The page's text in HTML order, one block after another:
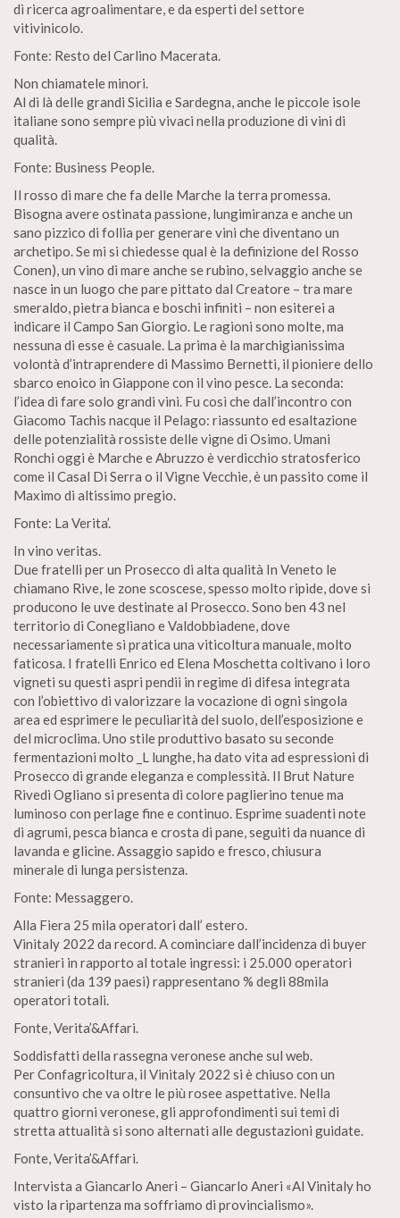
di ricerca agroalimentare, e da esperti del settore
vitivinicolo.
Fonte: Resto del Carlino Macerata.
Non chiamatele minori.
Al di là delle grandi Sicilia e Sardegna, anche le piccole isole
italiane sono sempre più vivaci nella produzione di vini di
qualità.
Fonte: Business People.
Il rosso di mare che fa delle Marche la terra promessa.
Bisogna avere ostinata passione, lungimiranza e anche un
sano pizzico di follia per generare vini che diventano un
archetipo. Se mi si chiedesse qual è la definizione del Rosso
Conen), un vino di mare anche se rubino, selvaggio anche se
nasce in un luogo che pare pittato dal Creatore – tra mare
smeraldo, pietra bianca e boschi infiniti – non esiterei a
indicare il Campo San Giorgio. Le ragioni sono molte, ma
nessuna di esse è casuale. La prima è la marchigianissima
volontà d’intraprendere di Massimo Bernetti, il pioniere dello
sbarco enoico in Giappone con il vino pesce. La seconda:
l’idea di fare solo grandi vini. Fu così che dall’incontro con
Giacomo Tachis nacque il Pelago: riassunto ed esaltazione
delle potenzialità rossiste delle vigne di Osimo. Umani
Ronchi oggi è Marche e Abruzzo è verdicchio stratosferico
come il Casal Di Serra o il Vigne Vecchie, è un passito come il
Maximo di altissimo pregio.
Fonte: La Verita’.
In vino veritas.
Due fratelli per un Prosecco di alta qualità In Veneto le
chiamano Rive, le zone scoscese, spesso molto ripide, dove si
producono le uve destinate al Prosecco. Sono ben 43 nel
territorio di Conegliano e Valdobbiadene, dove
necessariamente si pratica una viticoltura manuale, molto
faticosa. I fratelli Enrico ed Elena Moschetta coltivano i loro
vigneti su questi aspri pendii in regime di difesa integrata
con l’obiettivo di valorizzare la vocazione di ogni singola
area ed esprimere le peculiarità del suolo, dell’esposizione e
del microclima. Uno stile produttivo basato su seconde
fermentazioni molto _L lunghe, ha dato vita ad espressioni di
Prosecco di grande eleganza e complessità. Il Brut Nature
Rivedi Ogliano si presenta di colore paglierino tenue ma
luminoso con perlage fine e continuo. Esprime suadenti note
di agrumi, pesca bianca e crosta di pane, seguiti da nuance di
lavanda e glicine. Assaggio sapido e fresco, chiusura
minerale di lunga persistenza.
Fonte: Messaggero.
Alla Fiera 25 mila operatori dall’ estero.
Vinitaly 2022 da record. A cominciare dall’incidenza di buyer
stranieri in rapporto al totale ingressi: i 25.000 operatori
stranieri (da 139 paesi) rappresentano % degli 88mila
operatori totali.
Fonte, Verita’&Affari.
Soddisfatti della rassegna veronese anche sul web.
Per Confagricoltura, il Vinitaly 2022 si è chiuso con un
consuntivo che va oltre le più rosee aspettative. Nella
quattro giorni veronese, gli approfondimenti sui temi di
stretta attualità si sono alternati alle degustazioni guidate.
Fonte, Verita’&Affari.
Intervista a Giancarlo Aneri – Giancarlo Aneri «Al Vinitaly ho
visto la ripartenza ma soffriamo di provincialismo».